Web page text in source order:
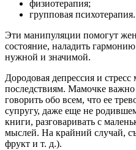
физиотерапия;
групповая психотерапия.
Эти манипуляции помогут
состояние, наладить
нужной и значимой.
Дородовая депрессия и
последствиям. Мамочке важно
говорить обо всем, что ее
супругу, даже еще не
книги, разговаривать с
мыслей. На крайний случай,
фрукт и т. д.).